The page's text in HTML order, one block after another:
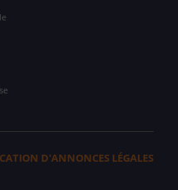
D'ANNONCES LÉGALES